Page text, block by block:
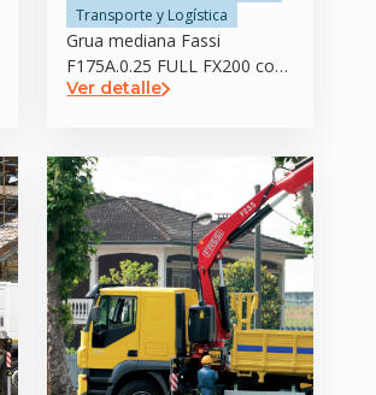
Transporte y Logística
Grua mediana Fassi
F175A.0.25 FULL FX200 con
estabilizador trasero
Ver detalle